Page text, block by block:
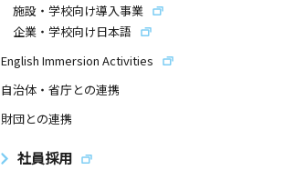
施設・学校向け導入事業
企業・学校向け日本語
English Immersion Activities
自治体・省庁との連携
財団との連携
社員採用